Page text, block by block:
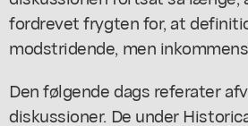
fordrevet frygten for, at
modstridende, men
Den følgende dags referater
diskussioner. De under